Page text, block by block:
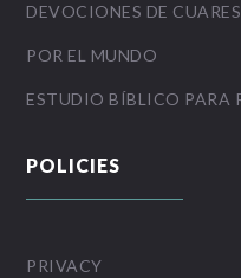
DEVOCIONES DE
POR EL MUNDO
ESTUDIO BÍBLICO PARA
POLICIES
PRIVACY